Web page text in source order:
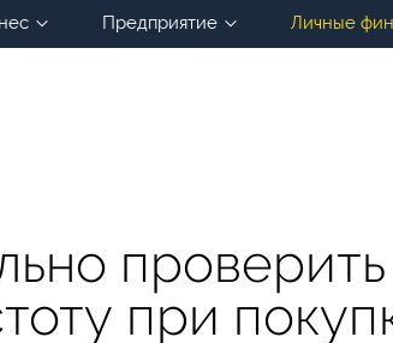
Предприятие Личные
проверить
при